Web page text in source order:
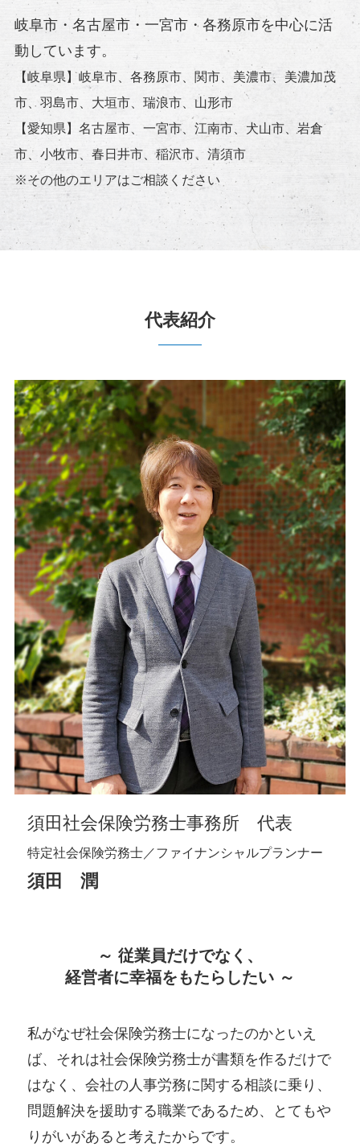
岐阜市・名古屋市・一宮市・各務原市を中心に活
動しています。
【岐阜県】岐阜市、各務原市、関市、美濃市、美濃加茂
市、羽島市、大垣市、瑞浪市、山形市
【愛知県】名古屋市、一宮市、江南市、犬山市、岩倉
市、小牧市、春日井市、稲沢市、清須市
※その他のエリアはご相談ください
代表紹介
須田社会保険労務士事務所 代表
特定社会保険労務士／ファイナンシャルプランナー
須田 潤
～ 従業員だけでなく、
経営者に幸福をもたらしたい ～
私がなぜ社会保険労務士になったのかといえ
ば、それは社会保険労務士が書類を作るだけで
はなく、会社の人事労務に関する相談に乗り、
問題解決を援助する職業であるため、とてもや
りがいがあると考えたからです。